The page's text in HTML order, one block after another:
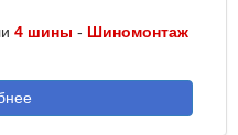
4 шины - Шиномонтаж